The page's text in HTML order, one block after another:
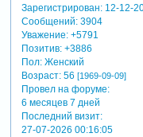
Зарегистрирован: 12-12-
Сообщений:3904
Уважение: +5791
Позитив: +3886
Пол:Женский
Возраст:56 [1969-09-09]
Провел на форуме:
6 месяцев 7 дней
Последний визит:
27-07-2026 00:16:05